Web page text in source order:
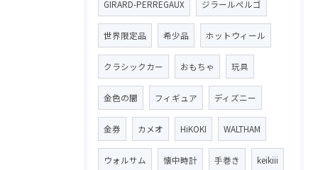
GIRARD-PERREGAUX ジラールペルゴ
世界限定品 希少品 ホットウィール
クラシックカー おもちゃ 玩具
金色の闇 フィギュア ディズニー
金券 カメオ HiKOKI WALTHAM
ウォルサム 懐中時計 手巻き keikiii